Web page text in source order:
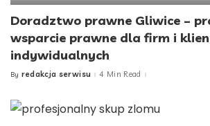
Doradztwo prawne Gliwice –
wsparcie prawne dla firm i
indywidualnych
Posted
By redakcja serwisu 4 Min Read